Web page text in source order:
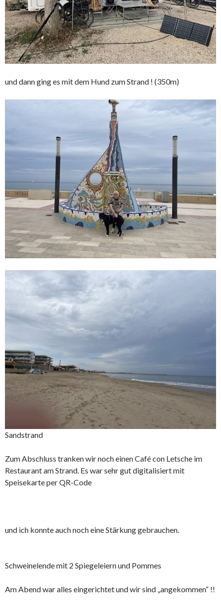
und dann ging es mit dem Hund zum Strand ! (350m)
Sandstrand
Zum Abschluss tranken wir noch einen Café con Letsche im
Restaurant am Strand. Es war sehr gut digitalisiert mit
Speisekarte per QR-Code
und ich konnte auch noch eine Stärkung gebrauchen.
Schweinelende mit 2 Spiegeleiern und Pommes
Am Abend war alles eingerichtet und wir sind „angekommen“ !!